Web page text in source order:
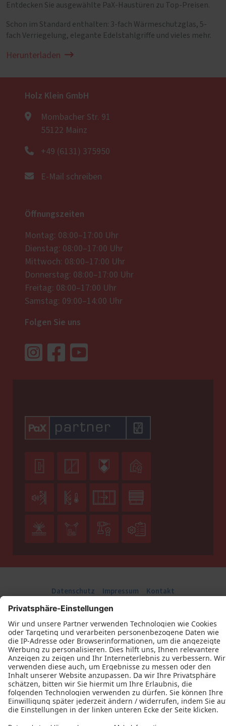
Entdecken Sie ausgewählte PaX-Haustüren zu Top-Preisen.
Schon im Standard enthalten: 3-fach Wärmeschutzglas, 5-
fach Verriegelung, elegante Edelstahlgriffe und vieles mehr.
Herunterladen
Holz Klein GmbH
Mombacher Str. 91
55122 Mainz
+49 (6131) 375950
E-Mail schreiben
Öffnungszeiten
Montag: 08:00–17:00 Uhr
Dienstag: 08:00–17:00 Uhr
Mittwoch: 08:00–17:00 Uhr
Donnerstag: 08:00–17:00 Uhr
Freitag: 08:00–17:00 Uhr
Samstag: 09:00–14:00 Uhr
Folgen Sie uns
   
   
   
Datenschutz Impressum
Kontakt
Holz Klein GmbH © 2026